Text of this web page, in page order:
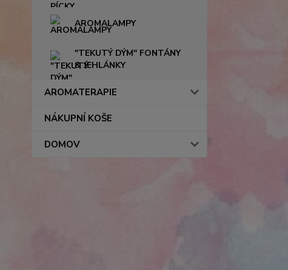
AROMALAMPY
"TEKUTÝ DÝM" FONTÁNY
& JEHLÁNKY
AROMATERAPIE
NÁKUPNÍ KOŠE
DOMOV